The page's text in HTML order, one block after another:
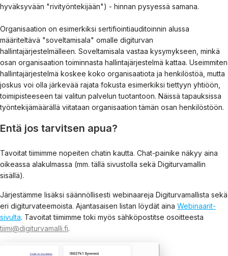
hyväksyvään "rivityöntekijään") - hinnan pysyessä samana.
Organisaation on esimerkiksi sertifiointiauditoinnin alussa
määriteltävä "soveltamisala" omalle digiturvan
hallintajärjestelmälleen. Soveltamisala vastaa kysymykseen, minkä
osan organisaation toiminnasta hallintajärjestelmä kattaa. Useimmiten
hallintajärjestelmä koskee koko organisaatiota ja henkilöstöä, mutta
joskus voi olla järkevää rajata fokusta esimerkiksi tiettyyn yhtiöön,
toimipisteeseen tai valitun palvelun tuotantoon. Näissä tapauksissa
työntekijämäärällä viitataan organisaation tämän osan henkilöstöön.
Entä jos tarvitsen apua?
Tavoitat tiimimme nopeiten chatin kautta. Chat-painike näkyy aina
oikeassa alakulmassa (mm. tällä sivustolla sekä Digiturvamallin
sisällä).
Järjestämme lisäksi säännöllisesti webinaareja Digiturvamallista sekä
eri digiturvateemoista. Ajantasaisen listan löydät aina Webinaarit-
sivulta. Tavoitat tiimimme toki myös sähköpostitse osoitteesta
tiimi@digiturvamalli.fi.